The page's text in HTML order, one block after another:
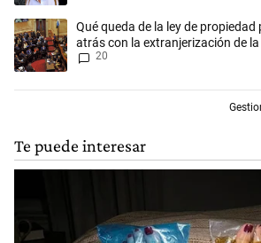
Un artículo de tendencia con el título "Qué
Qué queda de la ley de
atrás con la extranjerización de
20